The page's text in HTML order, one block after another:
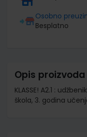
Osobno
Besplatno
Opis proizvoda
KLASSE! A2.1 :
škola, 3. godina